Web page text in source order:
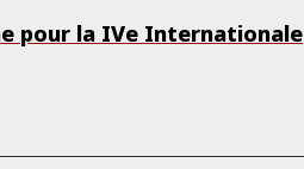
pour la IVe Internationale